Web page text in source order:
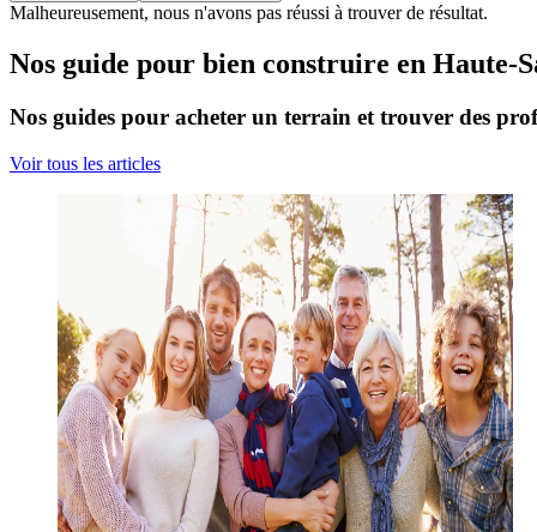
Malheureusement, nous n'avons pas réussi à trouver de résultat.
Nos guide pour bien construire en Haute-
Nos guides pour acheter un terrain et trouver des
Voir tous les articles